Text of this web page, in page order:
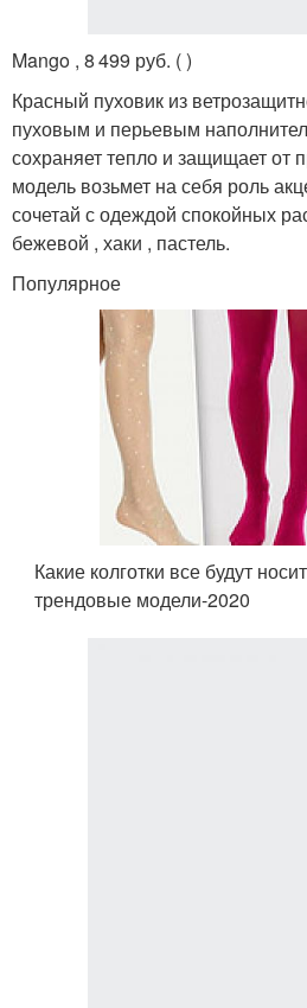
Mango , 8 499 руб. ( )
Красный пуховик из
пуховым и перьевым
сохраняет тепло и защищает от
модель возьмет на себя роль
сочетай с одеждой спокойных
бежевой , хаки , пастель.
Популярное
Какие колготки все будут
трендовые модели-2020